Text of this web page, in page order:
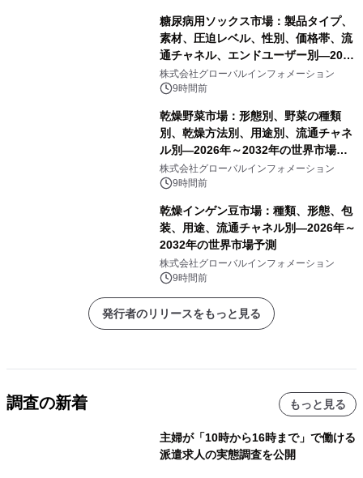
糖尿病用ソックス市場：製品タイプ、
素材、圧迫レベル、性別、価格帯、流
通チャネル、エンドユーザー別―2026
年～2032年の世界市場予測
株式会社グローバルインフォメーション
9時間前
乾燥野菜市場：形態別、野菜の種類
別、乾燥方法別、用途別、流通チャネ
ル別―2026年～2032年の世界市場予
測
株式会社グローバルインフォメーション
9時間前
乾燥インゲン豆市場：種類、形態、包
装、用途、流通チャネル別―2026年～
2032年の世界市場予測
株式会社グローバルインフォメーション
9時間前
発行者のリリースをもっと見る
調査の新着 もっと見る
主婦が「10時から16時まで」で働ける
派遣求人の実態調査を公開